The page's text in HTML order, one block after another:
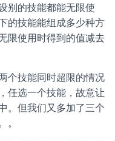
别的技能都能无限使
的技能能组成多少种方
限使用时得到的值减去
个技能同时超限的情况
任选一个技能，故意让
。但我们又多加了三个
。